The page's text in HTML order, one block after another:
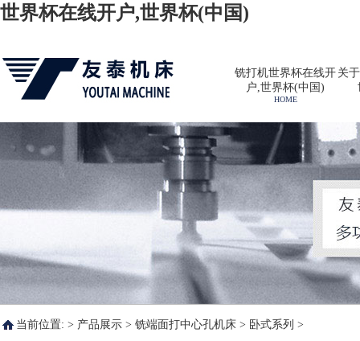
世界杯在线开户,世界杯(中国)
铣打机世界杯在线开
户,世界杯(中国)
HOME
关
当前位置: > 产品展示 > 铣端面打中心孔机床 > 卧式系列 >